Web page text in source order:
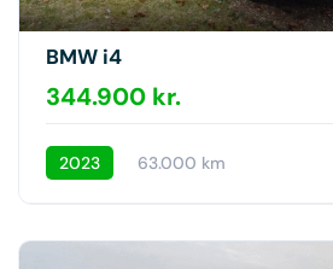
BMW i4
344.900 kr.
2023 63.000 km